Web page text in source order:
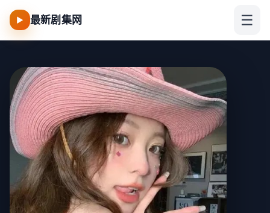
▶ 最新剧集网 ☰